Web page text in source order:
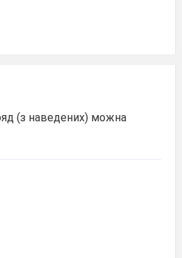
(з наведених) можна